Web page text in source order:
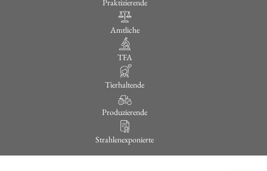
Praktizierende
Amtliche
TFA
Tierhaltende
Produzierende
Strahlenexponierte